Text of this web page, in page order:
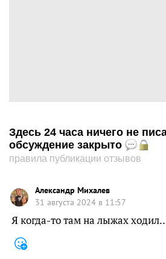
Здесь 24 часа ничего не
обсуждение закрыто
правила публикации отзывов
Александр Михалев
31 августа 2024 в 11:57
Я когда-то там на лыжах